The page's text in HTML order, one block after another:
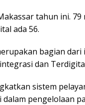
tahun ini. 79
ada 56.
bagian
dan
sistem
pengelolaan